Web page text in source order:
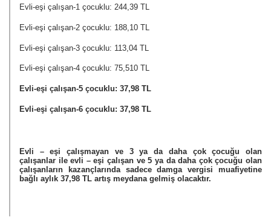
Evli-eşi çalışan-1 çocuklu: 244,39 TL
Evli-eşi çalışan-2 çocuklu: 188,10 TL
Evli-eşi çalışan-3 çocuklu: 113,04 TL
Evli-eşi çalışan-4 çocuklu: 75,510 TL
Evli-eşi çalışan-5 çocuklu: 37,98 TL
Evli-eşi çalışan-6 çocuklu: 37,98 TL
Evli – eşi çalışmayan ve 3 ya da daha çok çocuğu olan
çalışanlar ile evli – eşi çalışan ve 5 ya da daha çok çocuğu olan
çalışanların kazançlarında sadece damga vergisi muafiyetine
bağlı aylık 37,98 TL artış meydana gelmiş olacaktır.